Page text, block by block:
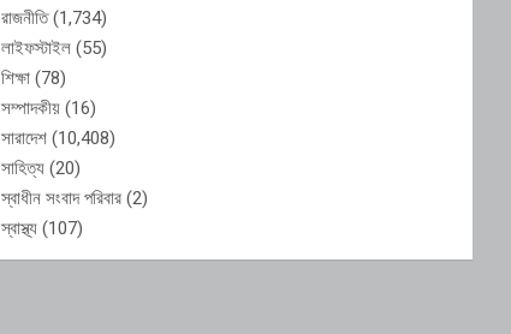
রাজনীতি(1,734)
লাইফস্টাইল (55)
শিক্ষা (78)
সম্পাদকীয় (16)
সারাদেশ (10,408)
সাহিত্য (20)
স্বাধীন সংবাদ পরিবার (2)
স্বাস্থ্য (107)